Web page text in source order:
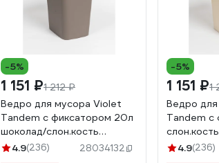
-5%
1 151 ₽1 212 ₽
Ведро для мусора Violet
Tandem с фиксатором 20л
шоколад/слон.кость
842222
4.9(236) 28034132
-5%
1 151 ₽1
Ведро
Tandem с
842226
4.9(236)